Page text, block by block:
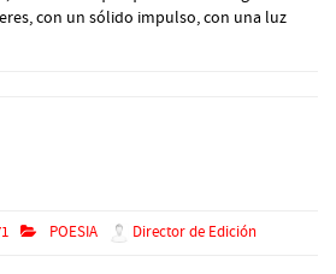
con un sólido impulso, con una luz
POESIA Director de Edición